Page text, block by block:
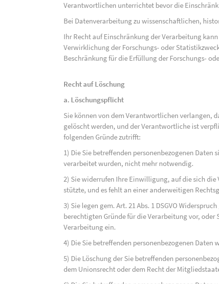
Verantwortlichen unterrichtet bevor die
Bei Datenverarbeitung zu wissenschaftlichen,
Ihr Recht auf Einschränkung der Verarbeitung
Verwirklichung der Forschungs- oder
Beschränkung für die Erfüllung der Forschungs-
Recht auf Löschung
a. Löschungspflicht
Sie können von dem Verantwortlichen verlangen,
gelöscht werden, und der Verantwortliche ist
folgenden Gründe zutrifft:
1) Die Sie betreffenden personenbezogenen Daten
verarbeitet wurden, nicht mehr notwendig.
2) Sie widerrufen Ihre Einwilligung, auf die sich die
stützte, und es fehlt an einer anderweitigen
3) Sie legen gem. Art. 21 Abs. 1 DSGVO
berechtigten Gründe für die Verarbeitung vor, oder
Verarbeitung ein.
4) Die Sie betreffenden personenbezogenen
5) Die Löschung der Sie betreffenden
dem Unionsrecht oder dem Recht der